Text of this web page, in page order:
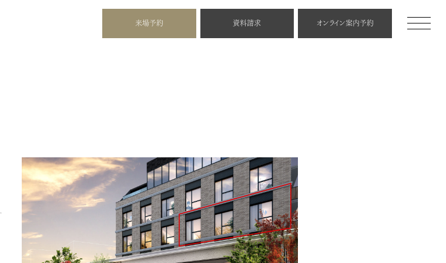
来場予約 資料請求 オンライン案内予約